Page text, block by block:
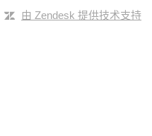
由 Zendesk 提供技术支持